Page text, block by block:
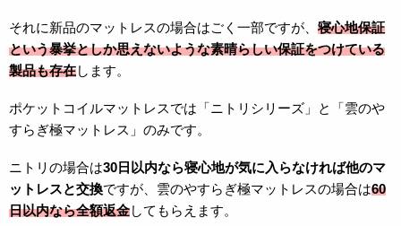
それに新品のマットレスの場合はごく一部ですが、 寝心地保証
という暴挙としか思えないような素晴らしい保証をつけている
製品も存在 します。
ポケットコイルマットレスでは「ニトリシリーズ」と「雲のや
すらぎ極マットレス」のみです。
ニトリの場合は30日以内なら寝心地が気に入らなければ他のマ
ットレスと交換ですが、雲のやすらぎ極マットレスの場合は60
日以内なら全額返金 してもらえます。